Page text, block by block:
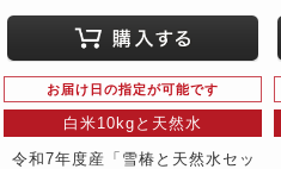
お届け日の指定が可能です
白米10kgと天然水
令和7年度産「雪椿と天然水セッ